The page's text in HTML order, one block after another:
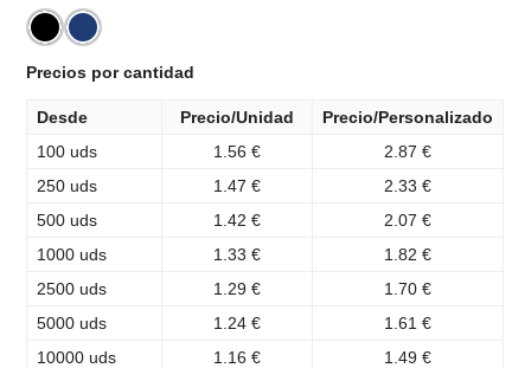
Precios por cantidad
Desde Precio/Unidad
Precio/Personalizado
100 uds
1.56 €
2.87 €
250 uds
1.47 €
2.33 €
500 uds
1.42 €
2.07 €
1000 uds
1.33 €
1.82 €
2500 uds
1.29 €
1.70 €
5000 uds
1.24 €
1.61 €
10000 uds
1.16 € 1.49 €